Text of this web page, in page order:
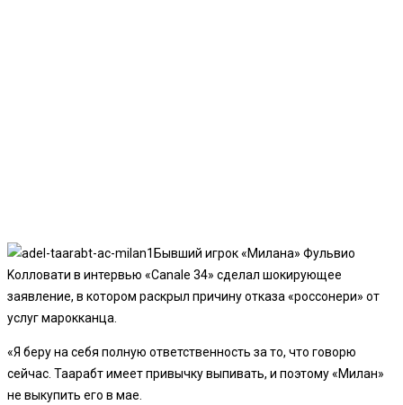
Бывший игрок «Милана» Фульвио
Koлловати в интервью «Canale 34» сделал шокирующее
заявление, в котором раскрыл причину отказа «россонери» от
услуг марокканца.
«Я беру на себя полную ответственность за то, что говорю
сейчас. Таарабт имеет привычку выпивать, и поэтому «Милан»
не выкупить его в мае.